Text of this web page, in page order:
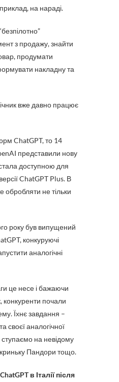
на нараді.
з продажу, знайти
продумати
накладну та
вже давно працює
ChatGPT, то 14
представили нову
доступною для
ChatGPT Plus. В
обробляти не тільки
року був випущений
конкуруючі
аналогічні
це несе і бажаючи
конкуренти почали
Їхнє завдання –
своєї аналогічної
на невідому
Пандори тощо.
в Італії після